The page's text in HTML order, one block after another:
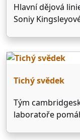
Hlavní dějová
Soniy
objevují stále
manžel -
Tichý svědek
Tým
laboratoře